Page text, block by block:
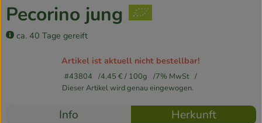
Firmenkunden
So geht’s
Pecorino jung
ca. 40 Tage gereift
Artikel ist aktuell nicht bestellbar!
#43804 4,45 €/ 100g
7% MwSt
Dieser Artikel wird genau eingewogen.
Rezepte
Info Herkunft